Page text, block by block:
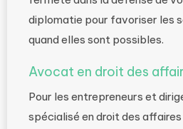
diplomatie pour favoriser les
quand elles sont possibles.
Avocat en droit des
Pour les entrepreneurs et
spécialisé en droit des affaires